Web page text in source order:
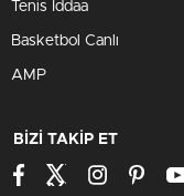
Tenis İddaa
Basketbol Canlı
AMP
BİZİ TAKİP ET